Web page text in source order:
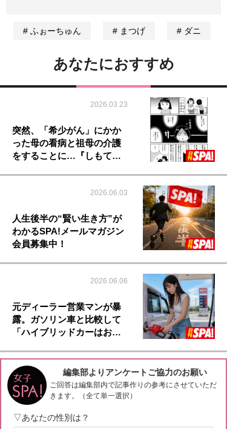
ふぉーちゅん まつげ ダニ
あなたにおすすめ
2026.03.23
突然、「希少がん」にかか
った母の看病と祖母の介護
をすることに…『しもて…
2026.06.03
人生後半の“賢い生き方”が
わかるSPA!メールマガジン
会員募集中！
2026.06.06
元ディーラー営業マンが暴
露。ガソリン車と比較して
「ハイブリッドカーはお…